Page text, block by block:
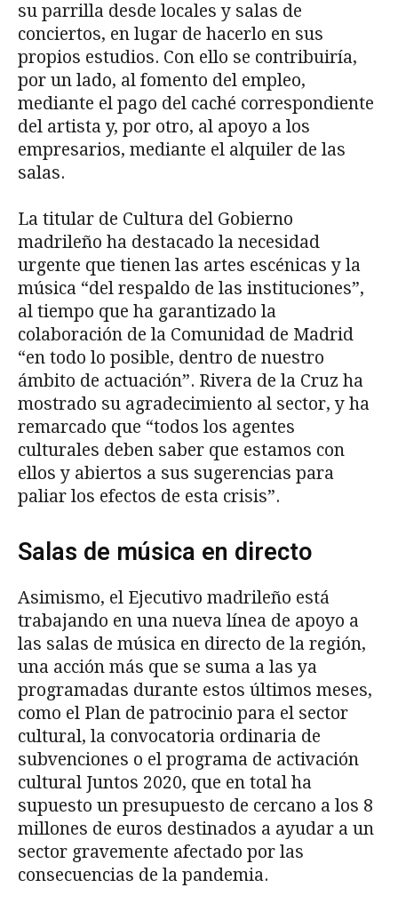
su parrilla desde locales y salas de
conciertos, en lugar de hacerlo en sus
propios estudios. Con ello se contribuiría,
por un lado, al fomento del empleo,
mediante el pago del caché correspondiente
del artista y, por otro, al apoyo a los
empresarios, mediante el alquiler de las
salas.
La titular de Cultura del Gobierno
madrileño ha destacado la necesidad
urgente que tienen las artes escénicas y la
música “del respaldo de las instituciones”,
al tiempo que ha garantizado la
colaboración de la Comunidad de Madrid
“en todo lo posible, dentro de nuestro
ámbito de actuación”. Rivera de la Cruz ha
mostrado su agradecimiento al sector, y ha
remarcado que “todos los agentes
culturales deben saber que estamos con
ellos y abiertos a sus sugerencias para
paliar los efectos de esta crisis”.
Salas de música en directo
Asimismo, el Ejecutivo madrileño está
trabajando en una nueva línea de apoyo a
las salas de música en directo de la región,
una acción más que se suma a las ya
programadas durante estos últimos meses,
como el Plan de patrocinio para el sector
cultural, la convocatoria ordinaria de
subvenciones o el programa de activación
cultural Juntos 2020, que en total ha
supuesto un presupuesto de cercano a los 8
millones de euros destinados a ayudar a un
sector gravemente afectado por las
consecuencias de la pandemia.